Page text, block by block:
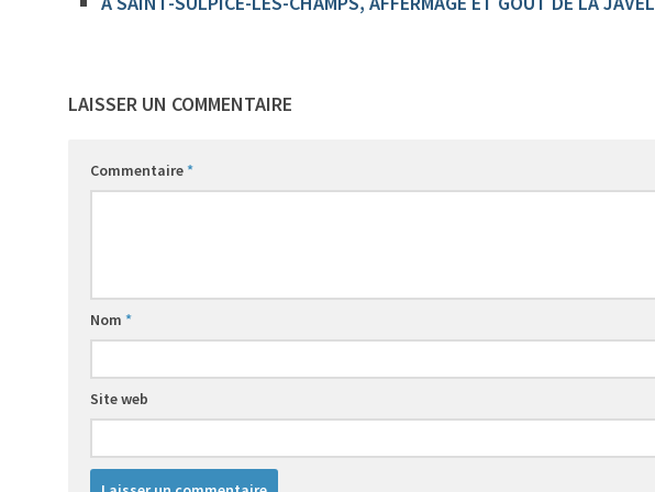
16
LAISSER UN COMMENTAIRE
Commentaire*
Nom *
Site web